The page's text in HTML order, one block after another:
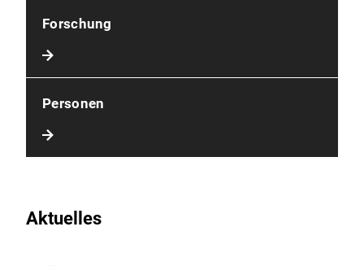
Forschung
Personen
Aktuelles